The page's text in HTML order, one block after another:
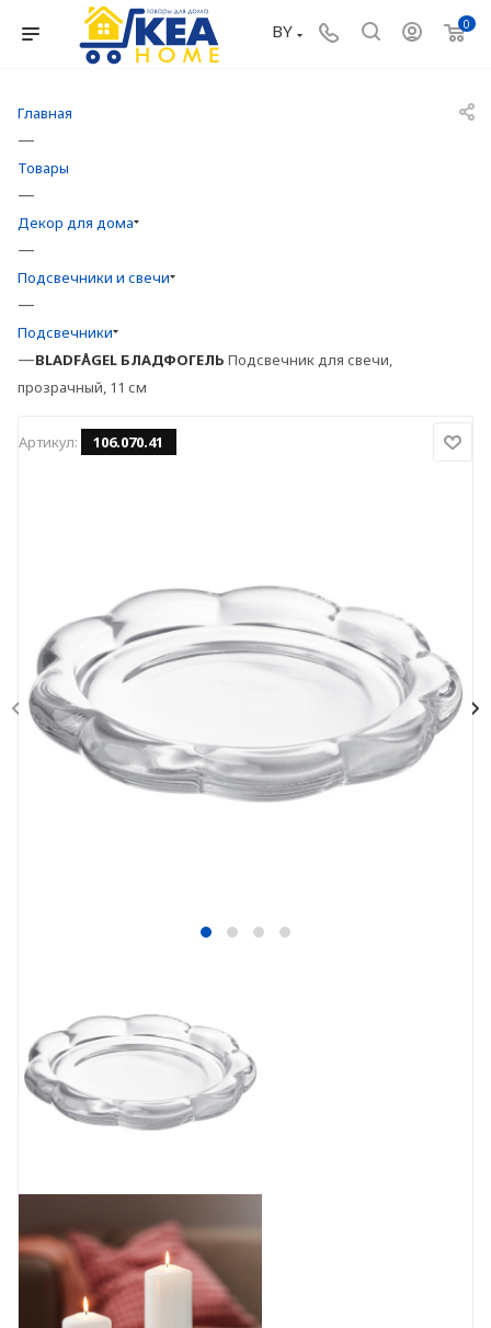
0
BY
Главная
—
Товары
—
Декор для дома
—
Подсвечники и свечи
—
Подсвечники
—BLADFÅGEL БЛАДФОГЕЛЬ Подсвечник для свечи,
прозрачный, 11 см
Артикул: 106.070.41